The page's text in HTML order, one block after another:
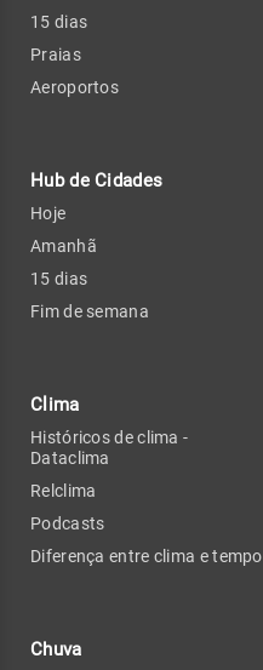
15 dias
Praias
Aeroportos
Hub de Cidades
Hoje
Amanhã
15 dias
Fim de semana
Clima
Históricos de clima -
Dataclima
Relclima
Podcasts
Diferença entre clima e tempo
Chuva